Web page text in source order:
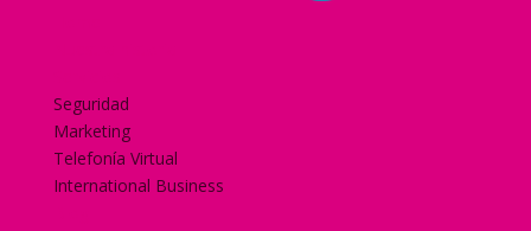
Seguridad
Marketing
Telefonía Virtual
International Business